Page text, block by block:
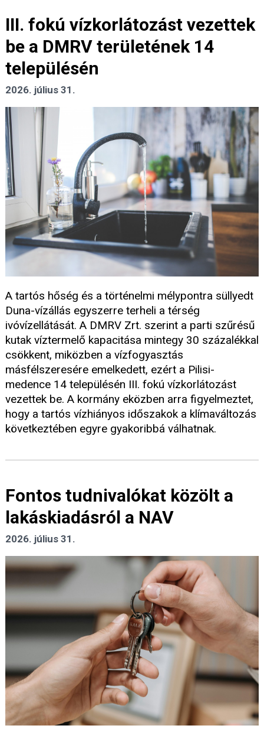
III. fokú vízkorlátozást vezettek
be a DMRV területének 14
településén
2026. július 31.
A tartós hőség és a történelmi mélypontra süllyedt
Duna-vízállás egyszerre terheli a térség
ivóvízellátását. A DMRV Zrt. szerint a parti szűrésű
kutak víztermelő kapacitása mintegy 30 százalékkal
csökkent, miközben a vízfogyasztás
másfélszeresére emelkedett, ezért a Pilisi-
medence 14 településén III. fokú vízkorlátozást
vezettek be. A kormány eközben arra figyelmeztet,
hogy a tartós vízhiányos időszakok a klímaváltozás
következtében egyre gyakoribbá válhatnak.
Fontos tudnivalókat közölt a
lakáskiadásról a NAV
2026. július 31.